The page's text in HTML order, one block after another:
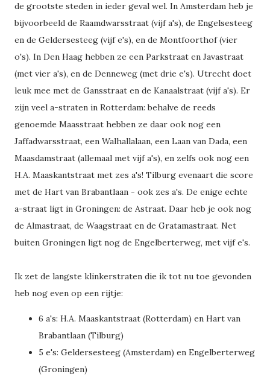
de grootste steden in ieder geval wel. In Amsterdam heb je
bijvoorbeeld de Raamdwarsstraat (vijf a's), de Engelsesteeg
en de Geldersesteeg (vijf e's), en de Montfoorthof (vier
o's). In Den Haag hebben ze een Parkstraat en Javastraat
(met vier a's), en de Denneweg (met drie e's). Utrecht doet
leuk mee met de Gansstraat en de Kanaalstraat (vijf a's). Er
zijn veel a-straten in Rotterdam: behalve de reeds
genoemde Maasstraat hebben ze daar ook nog een
Jaffadwarsstraat, een Walhallalaan, een Laan van Dada, een
Maasdamstraat (allemaal met vijf a's), en zelfs ook nog een
H.A. Maaskantstraat met zes a's! Tilburg evenaart die score
met de Hart van Brabantlaan - ook zes a's. De enige echte
a-straat ligt in Groningen: de Astraat. Daar heb je ook nog
de Almastraat, de Waagstraat en de Gratamastraat. Net
buiten Groningen ligt nog de Engelberterweg, met vijf e's.
Ik zet de langste klinkerstraten die ik tot nu toe gevonden
heb nog even op een rijtje:
6 a's: H.A. Maaskantstraat (Rotterdam) en Hart van
Brabantlaan (Tilburg)
5 e's: Geldersesteeg (Amsterdam) en Engelberterweg
(Groningen)